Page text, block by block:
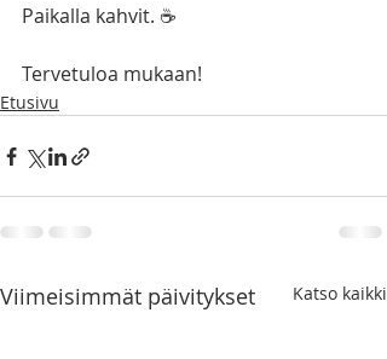
Paikalla kahvit. ☕️
Tervetuloa mukaan!
Etusivu
Viimeisimmät päivitykset Katso kaikki